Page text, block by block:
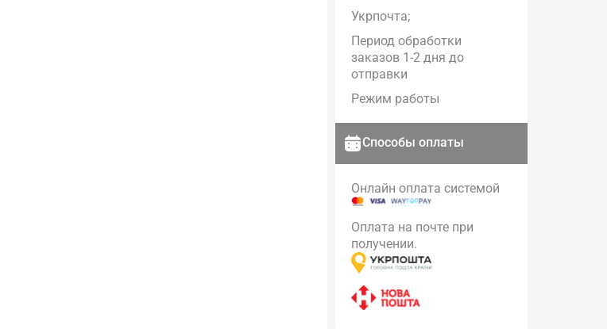
Укрпочта;
Период обработки
заказов 1-2 дня до
отправки
Режим работы
Способы оплаты
Онлайн оплата системой
Оплата на почте при
получении.